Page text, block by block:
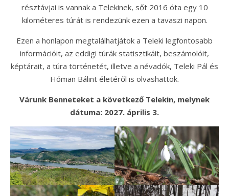
résztávjai is vannak a Telekinek, sőt 2016 óta egy 10
kilométeres túrát is rendezünk ezen a tavaszi napon.
Ezen a honlapon megtalálhatjátok a Teleki legfontosabb
információit, az eddigi túrák statisztikáit, beszámolóit,
képtárait, a túra történetét, illetve a névadók, Teleki Pál és
Hóman Bálint életéről is olvashattok.
Várunk Benneteket a következő Telekin, melynek
dátuma: 2027. április 3.